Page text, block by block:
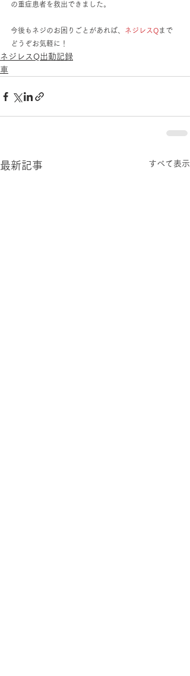
の重症患者を救出できました。
今後もネジのお困りごとがあれば、 ネジレスQまで
どうぞお気軽に！
ネジレスQ出動記録
車
最新記事 すべて表示